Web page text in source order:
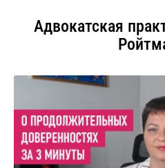
Адвокатская